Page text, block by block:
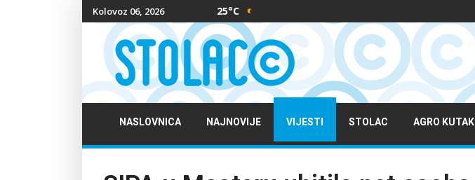
Kolovoz 06, 2026 25°C
NASLOVNICA NAJNOVIJE VIJESTI STOLAC AGRO KUTAK